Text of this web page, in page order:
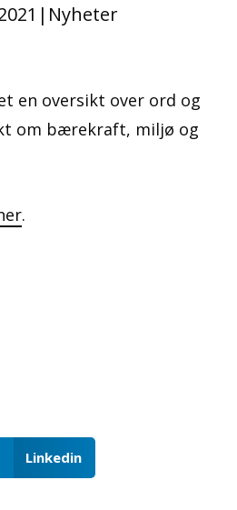
| Nyheter
en oversikt over ord og
om bærekraft, miljø og
.
Linkedin